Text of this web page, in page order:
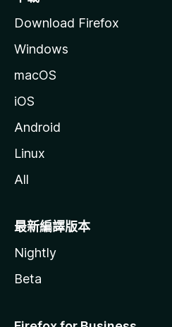
Download Firefox
Windows
macOS
iOS
Android
Linux
All
最新編譯版本
Nightly
Beta